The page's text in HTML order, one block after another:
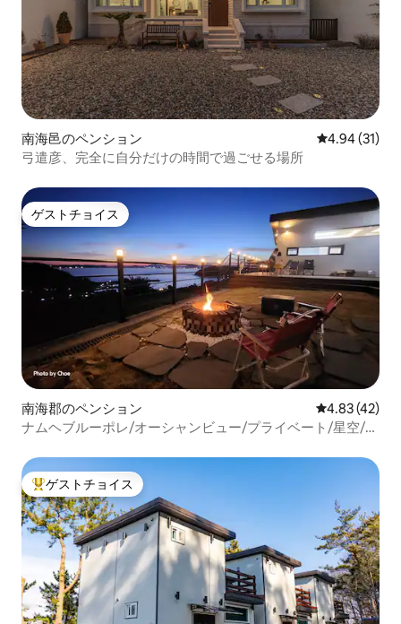
南海邑のペンション レビュー31
4.94 (31)
弓遣彦、完全に自分だけの時間で過ごせる場所
ゲストチョイス
ゲストチョイス
南海郡のペンション レビュー42
4.83 (42)
ナムヘブルーポレ/オーシャンビュー/プライベート/星空/ダ
大好評のゲストチョイスです。
ゲストチョイス